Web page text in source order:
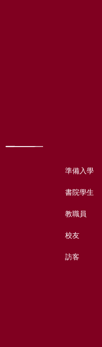
準備入學
書院學生
教職員
校友
訪客